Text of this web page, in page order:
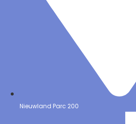
Nieuwland Parc 200